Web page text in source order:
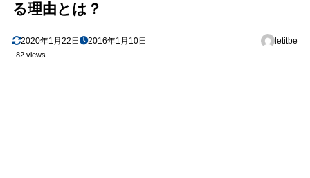
る理由とは？
2020年1月22日 2016年1月10日 letitbe
82 views